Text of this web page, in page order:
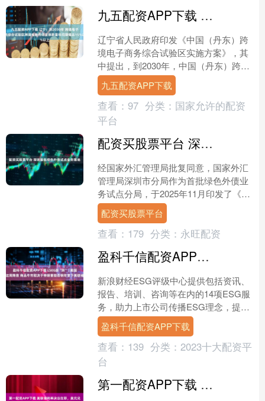
九五配资APP下载 辽宁：到2030年 跨境电子商务综合试验区跨境电商市场主体数量年均增幅达15%以上
辽宁省人民政府印发《中国（丹东）跨
境电子商务综合试验区实施方案》，其
中提出，到2030年，中国（丹东）跨境
电子商务综合试验区跨境电商市场主体
数量进一步壮大，年均....
九五配资APP下载
查看： 97 分类： 国家允许的配资
平台
配资买股票平台 深圳首批绿色外债试点业务落地
经国家外汇管理局批复同意，国家外汇
管理局深圳市分局作为首批绿色外债业
务试点分局，于2025年11月印发了《深
圳市绿色外债试点业务指引》（以下简
称“指引”），自2....
配资买股票平台
查看： 179 分类： 永旺配资
盈科千信配资APP下载 LSEG跟“宗” | 美国这周降息 商品牛市取决于特朗普能否明年拿下美联储
新浪财经ESG评级中心提供包括资讯、
报告、培训、咨询等在内的14项ESG服
务，助力上市公司传播ESG理念，提升
ESG可持续发展表现。点击查看【ESG
评级中心服务....
盈科千信配资APP下载
查看： 139 分类： 2023十大配资平
台
第一配资APP下载 美联储利率决议在即，美元兑日元再次测试前期高点